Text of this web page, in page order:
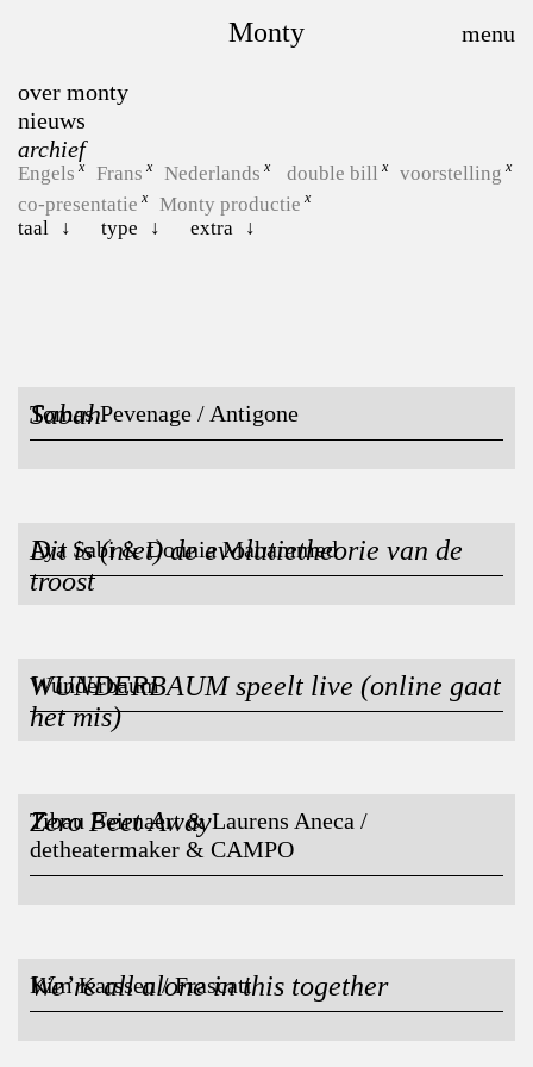
Monty
over monty
nieuws
archief
Engels Frans Nederlands double bill
voorstelling
co-presentatie
Monty productie
taal
type extra
Sabah
Tomas Pevenage / Antigone
Dit is (niet) de evolutietheorie van de
troost
Aya Sabi & Dounia Mahammed
WUNDERBAUM speelt live (online gaat
het mis)
Wunderbaum
Zero Feet Away
Tibau Beirnaert & Laurens Aneca /
detheatermaker & CAMPO
We’re all alone in this together
Kim Karssen / Frascati